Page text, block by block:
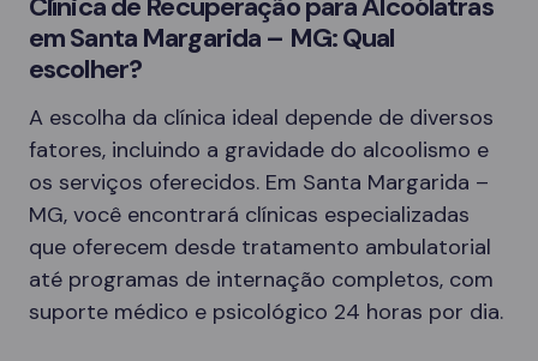
em Santa Margarida – MG: Qual
escolher?
A escolha da clínica ideal depende de diversos
fatores, incluindo a gravidade do alcoolismo e
os serviços oferecidos. Em Santa Margarida –
MG, você encontrará clínicas especializadas
que oferecem desde tratamento ambulatorial
até programas de internação completos, com
suporte médico e psicológico 24 horas por dia.